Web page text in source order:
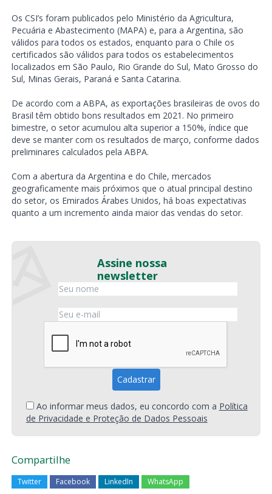
Os CSI’s foram publicados pelo Ministério da Agricultura,
Pecuária e Abastecimento (MAPA) e, para a Argentina, são
válidos para todos os estados, enquanto para o Chile os
certificados são válidos para todos os estabelecimentos
localizados em São Paulo, Rio Grande do Sul, Mato Grosso do
Sul, Minas Gerais, Paraná e Santa Catarina.
De acordo com a ABPA, as exportações brasileiras de ovos do
Brasil têm obtido bons resultados em 2021. No primeiro
bimestre, o setor acumulou alta superior a 150%, índice que
deve se manter com os resultados de março, conforme dados
preliminares calculados pela ABPA.
Com a abertura da Argentina e do Chile, mercados
geograficamente mais próximos que o atual principal destino
do setor, os Emirados Árabes Unidos, há boas expectativas
quanto a um incremento ainda maior das vendas do setor.
Assine nossa
newsletter
Ao informar meus dados, eu concordo com a Política
de Privacidade e Proteção de Dados Pessoais
Compartilhe
Twitter Facebook LinkedIn WhatsApp